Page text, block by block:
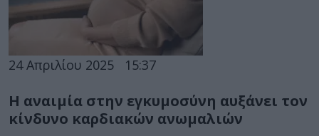
24 Απριλίου 2025 15:37
Η αναιμία στην εγκυμοσύνη αυξάνει τον
κίνδυνο καρδιακών ανωμαλιών